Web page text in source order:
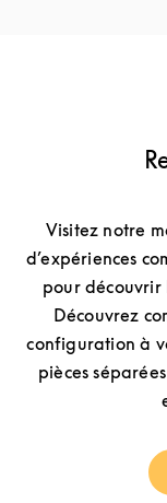
Visitez notre
d’expériences
pour découvrir
Découvrez
configuration à
pièces